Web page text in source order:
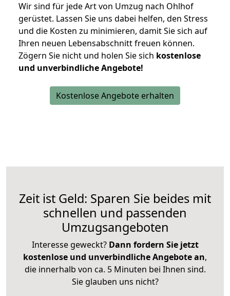
Wir sind für jede Art von Umzug nach Ohlhof
gerüstet. Lassen Sie uns dabei helfen, den Stress
und die Kosten zu minimieren, damit Sie sich auf
Ihren neuen Lebensabschnitt freuen können.
Zögern Sie nicht und holen Sie sich kostenlose
und unverbindliche Angebote!
Kostenlose Angebote erhalten
Zeit ist Geld: Sparen Sie beides mit
schnellen und passenden
Umzugsangeboten
Interesse geweckt? Dann fordern Sie jetzt
kostenlose und unverbindliche Angebote an,
die innerhalb von ca. 5 Minuten bei Ihnen sind.
Sie glauben uns nicht?